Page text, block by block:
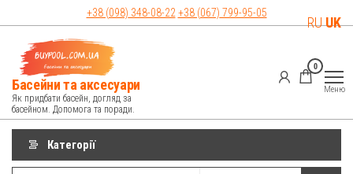
контенту
+38 (098) 348-08-22 +38 (067) 799-95-05
Басейни та аксесуари
Як придбати басейн, догляд за
басейном. Допомога та поради.
0
Меню
Категорії
RUUK